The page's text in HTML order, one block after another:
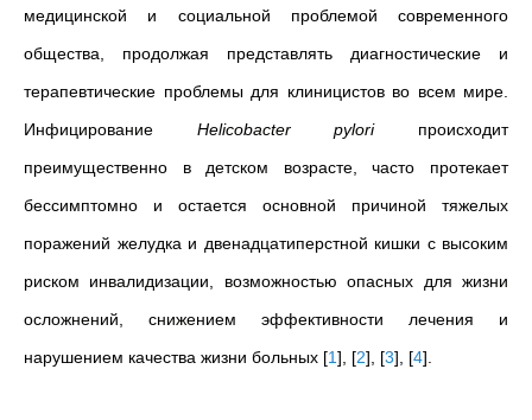
медицинской и социальной проблемой современного
общества, продолжая представлять диагностические и
терапевтические проблемы для клиницистов во всем мире.
Инфицирование Helicobacter pyloriпроисходит
преимущественно в детском возрасте, часто протекает
бессимптомно и остается основной причиной тяжелых
поражений желудка и двенадцатиперстной кишки с высоким
риском инвалидизации, возможностью опасных для жизни
осложнений, снижением эффективности лечения и
нарушением качества жизни больных [1] [2] [3] [4]